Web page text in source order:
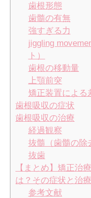
歯根形態
歯髓の有無
強すぎる力
jiggling
ト）
歯根の移動量
上顎前突
矯正装置による
歯根吸収の症状
歯根吸収の治療
経過観察
抜髓（歯髓の除
抜歯
【まとめ】矯正治
は？その症状と治
参考文献